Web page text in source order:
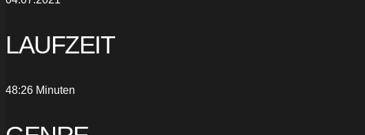
LAUFZEIT
48:26 Minuten